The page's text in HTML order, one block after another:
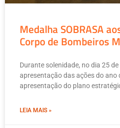
Medalha SOBRASA
Corpo de Bombeiros
Durante solenidade, no dia 25
apresentação das ações do ano
apresentação do plano
LEIA MAIS »